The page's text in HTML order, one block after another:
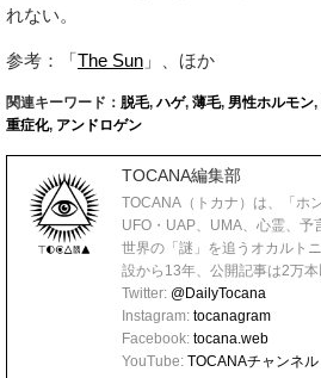
れない。
参考：「The Sun 」、ほか
関連キーワード： 脱毛,ハゲ, 薄毛, 男性ホルモン,
重症化, アンドロゲン
TOCANA編集部
TOCANA（トカナ）は、「ホ
UFO・UAP、UMA、心霊、
世界の「謎」を追うオカルト
設から13年、公開記事は2万本
Twitter: @DailyTocana
Instagram: tocanagram
Facebook: tocana.web
YouTube: TOCANAチャンネル